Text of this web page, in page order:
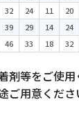
32 24 11 20
39 29 14 24
46 33 18 32
等をご使用
用意くださ